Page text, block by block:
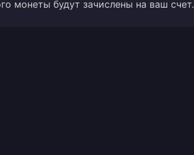
монеты будут зачислены на ваш счет.